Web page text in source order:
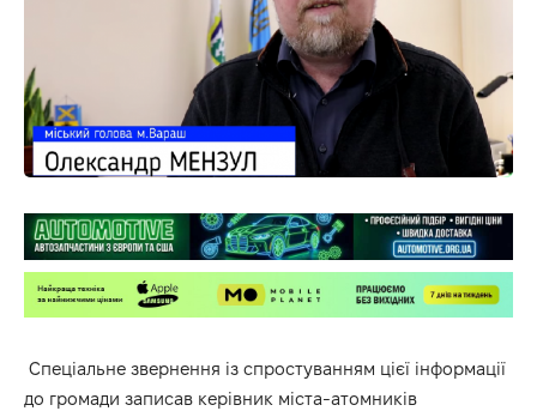
Спеціальне звернення із спростуванням цієї інформації
до громади записав керівник міста-атомників